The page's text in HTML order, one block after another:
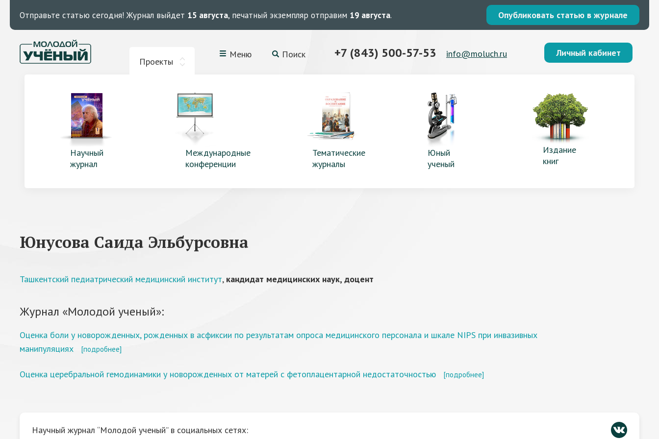
Отправьте статью сегодня! Журнал выйдет 15 августа, печатный экземпляр отправим 19 августа. Опубликовать статью в журнале
Проекты
Меню Поиск +7 (843) 500-57-53 info@moluch.ru Личный кабинет
Научный
журнал
Международные
конференции
Тематические
журналы
Юный
ученый
Издание
книг
Юнусова Саида Эльбурсовна
Ташкентский педиатрический медицинский институт, кандидат медицинских наук, доцент
Журнал «Молодой ученый»:
Оценка боли у новорожденных, рожденных в асфиксии по результатам опроса медицинского персонала и шкале NIPS при инвазивных
манипуляциях
[подробнее]
Оценка церебральной гемодинамики у новорожденных от матерей с фетоплацентарной недостаточностью [подробнее]
Научный журнал “Молодой ученый” в социальных сетях: